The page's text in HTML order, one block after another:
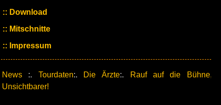
Download
Mitschnitte
Impressum
News :. Tourdaten:. Die Ärzte:.
Rauf auf die Bühne,
Unsichtbarer!